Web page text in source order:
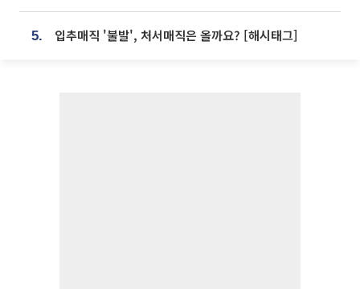
5. 입추매직 '불발', 처서매직은 올까요? [해시태그]